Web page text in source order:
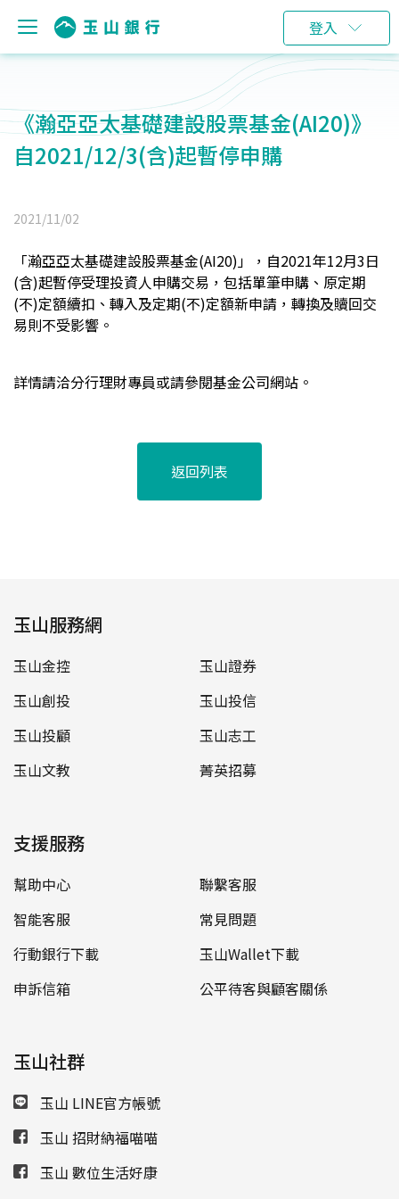
登入
《瀚亞亞太基礎建設股票基金(AI20)》
自2021/12/3(含)起暫停申購
2021/11/02
「瀚亞亞太基礎建設股票基金(AI20)」，自2021年12月3日
(含)起暫停受理投資人申購交易，包括單筆申購、原定期
(不)定額續扣、轉入及定期(不)定額新申請，轉換及贖回交
易則不受影響。
詳情請洽分行理財專員或請參閱基金公司網站。
返回列表
玉山服務網
玉山金控
玉山證券
玉山創投
玉山投信
玉山投顧
玉山志工
玉山文教
菁英招募
支援服務
幫助中心
聯繫客服
智能客服
常見問題
行動銀行下載
玉山Wallet下載
申訴信箱
公平待客與顧客關係
玉山社群
玉山 LINE官方帳號
玉山 招財納福喵喵
玉山 數位生活好康